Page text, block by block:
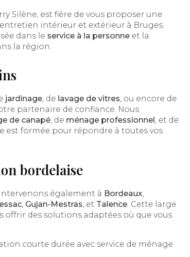
Silène, est fière de vous proposer une
intérieur et extérieur à Bruges.
dans le service à la personne et la
la région.
jardinage, de lavage de vitres, ou encore de
partenaire de confiance. Nous
de canapé, de ménage professionnel, et de
est formée pour répondre à toutes vos
bordelaise
également à Bordeaux,
, Gujan-Mestras, et Talence. Cette large
des solutions adaptées où que vous
courte durée avec service de ménage